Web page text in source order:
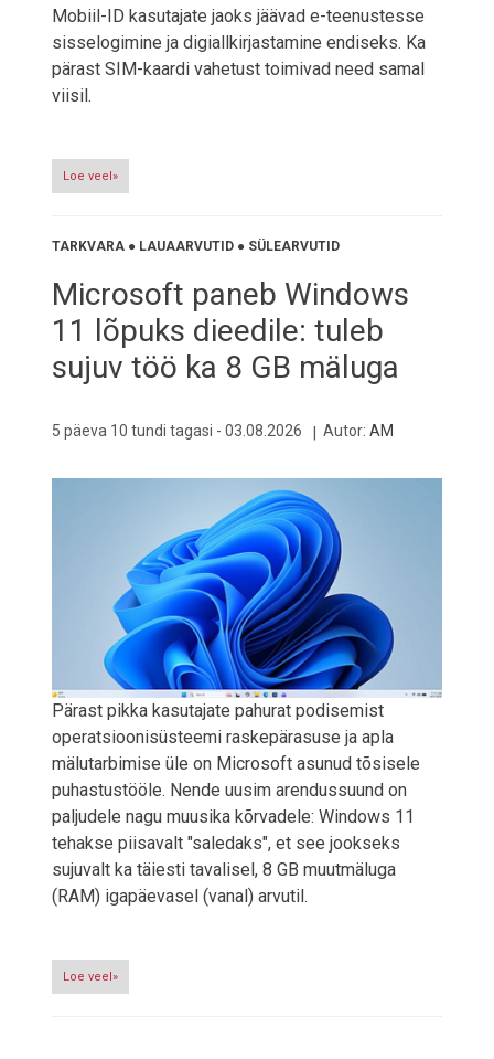
Mobiil-ID kasutajate jaoks jäävad e-teenustesse
sisselogimine ja digiallkirjastamine endiseks. Ka
pärast SIM-kaardi vahetust toimivad need samal
viisil.
Loe veel»
TARKVARA ● LAUAARVUTID ● SÜLEARVUTID
Microsoft paneb Windows
11 lõpuks dieedile: tuleb
sujuv töö ka 8 GB mäluga
5 päeva 10 tundi tagasi - 03.08.2026 Autor: AM
Pärast pikka kasutajate pahurat podisemist
operatsioonisüsteemi raskepärasuse ja apla
mälutarbimise üle on Microsoft asunud tõsisele
puhastustööle. Nende uusim arendussuund on
paljudele nagu muusika kõrvadele: Windows 11
tehakse piisavalt "saledaks", et see jookseks
sujuvalt ka täiesti tavalisel, 8 GB muutmäluga
(RAM) igapäevasel (vanal) arvutil.
Loe veel»